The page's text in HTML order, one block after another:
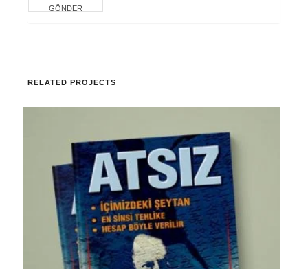
RELATED PROJECTS